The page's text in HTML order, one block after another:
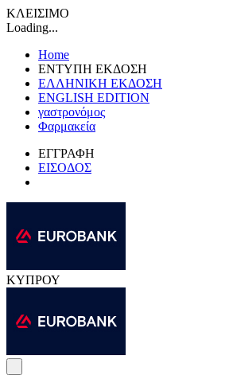
ΚΛΕΙΣΙΜΟ
Loading...
Home
ΕΝΤΥΠΗ ΕΚΔΟΣΗ
ΕΛΛΗΝΙΚΗ ΕΚΔΟΣΗ
ENGLISH EDITION
γαστρονόμος
Φαρμακεία
ΕΓΓΡΑΦΗ
ΕΙΣΟΔΟΣ
ΚΥΠΡΟΥ